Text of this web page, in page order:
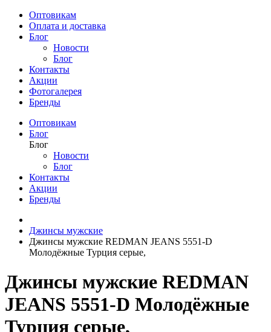
Оптовикам
Оплата и доставка
Блог
Новости
Блог
Контакты
Акции
Фотогалерея
Бренды
Оптовикам
Блог
Блог
Новости
Блог
Контакты
Акции
Бренды
Джинсы мужские
Джинсы мужские REDMAN JEANS 5551-D
Молодёжные Турция серые,
Джинсы мужские REDMAN
JEANS 5551-D Молодёжные
Турция серые,